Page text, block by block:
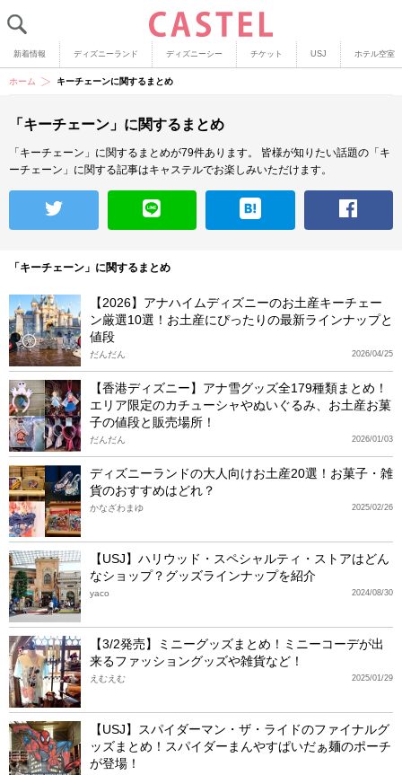
新着情報 ディズニーランド ディズニーシー チケット USJ ホテル空室
ホーム キーチェーンに関するまとめ
「キーチェーン」に関するまとめ
「キーチェーン」に関するまとめが79件あります。
皆様が知りたい話題の「キ
ーチェーン」に関する記事はキャステルでお楽しみいただけます。
「キーチェーン」に関するまとめ
【2026】アナハイムディズニーのお土産キーチェー
ン厳選10選！お土産にぴったりの最新ラインナップと
値段
2026/04/25
だんだん
【香港ディズニー】アナ雪グッズ全179種類まとめ！
エリア限定のカチューシャやぬいぐるみ、お土産お菓
子の値段と販売場所！
2026/01/03
だんだん
ディズニーランドの大人向けお土産20選！お菓子・雑
貨のおすすめはどれ？
2025/02/26
かなざわまゆ
【USJ】ハリウッド・スペシャルティ・ストアはどん
なショップ？グッズラインナップを紹介
2024/08/30
yaco
【3/2発売】ミニーグッズまとめ！ミニーコーデが出
来るファッショングッズや雑貨など！
2025/01/29
えむえむ
【USJ】スパイダーマン・ザ・ライドのファイナルグ
ッズまとめ！スパイダーまんやすぱいだぁ麺のポーチ
が登場！